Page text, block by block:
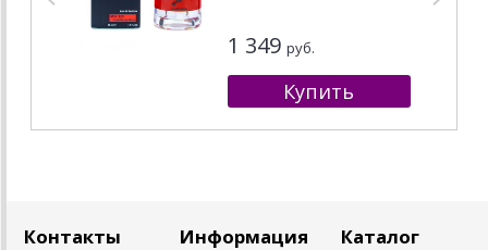
1 349 руб.
Контакты Информация Каталог